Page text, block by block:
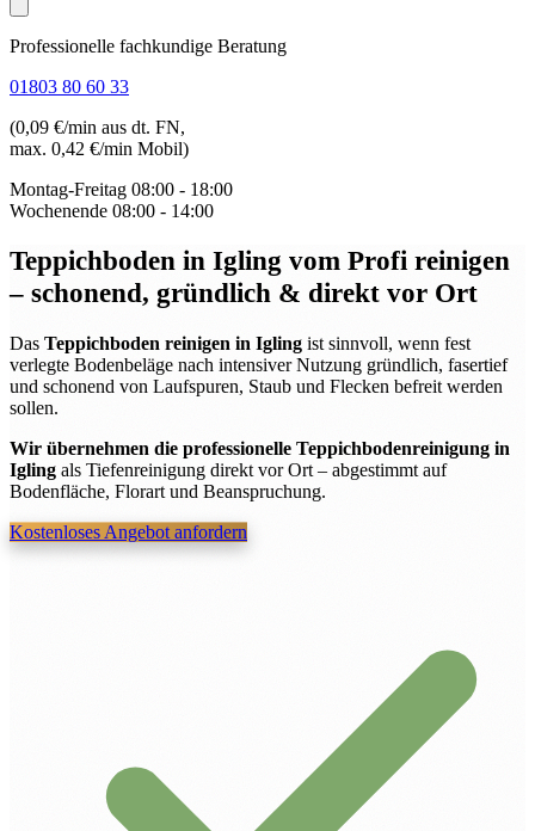
Professionelle fachkundige Beratung
01803 80 60 33
(0,09 €/min aus dt. FN,
max. 0,42 €/min Mobil)
Montag-Freitag 08:00 - 18:00
Wochenende 08:00 - 14:00
Teppichboden in Igling vom Profi reinigen
– schonend, gründlich & direkt vor Ort
Das Teppichboden reinigen in Igling ist sinnvoll, wenn fest
verlegte Bodenbeläge nach intensiver Nutzung gründlich, fasertief
und schonend von Laufspuren, Staub und Flecken befreit werden
sollen.
Wir übernehmen die professionelle Teppichbodenreinigung in
Igling als Tiefenreinigung direkt vor Ort – abgestimmt auf
Bodenfläche, Florart und Beanspruchung.
Kostenloses Angebot anfordern